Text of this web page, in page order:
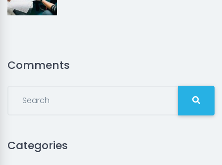
Comments
Categories